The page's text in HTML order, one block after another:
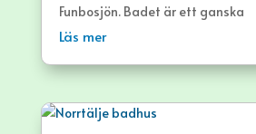
Funbosjön. Badet är ett ganska
litet, lättillgängligt bad med
Läs mer